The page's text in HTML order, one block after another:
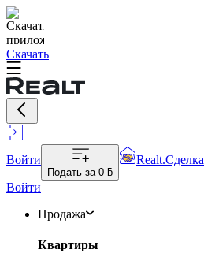
Скачать
Войти
Подать за 0 ƃ
Realt.Сделка
Войти
Продажа
Квартиры